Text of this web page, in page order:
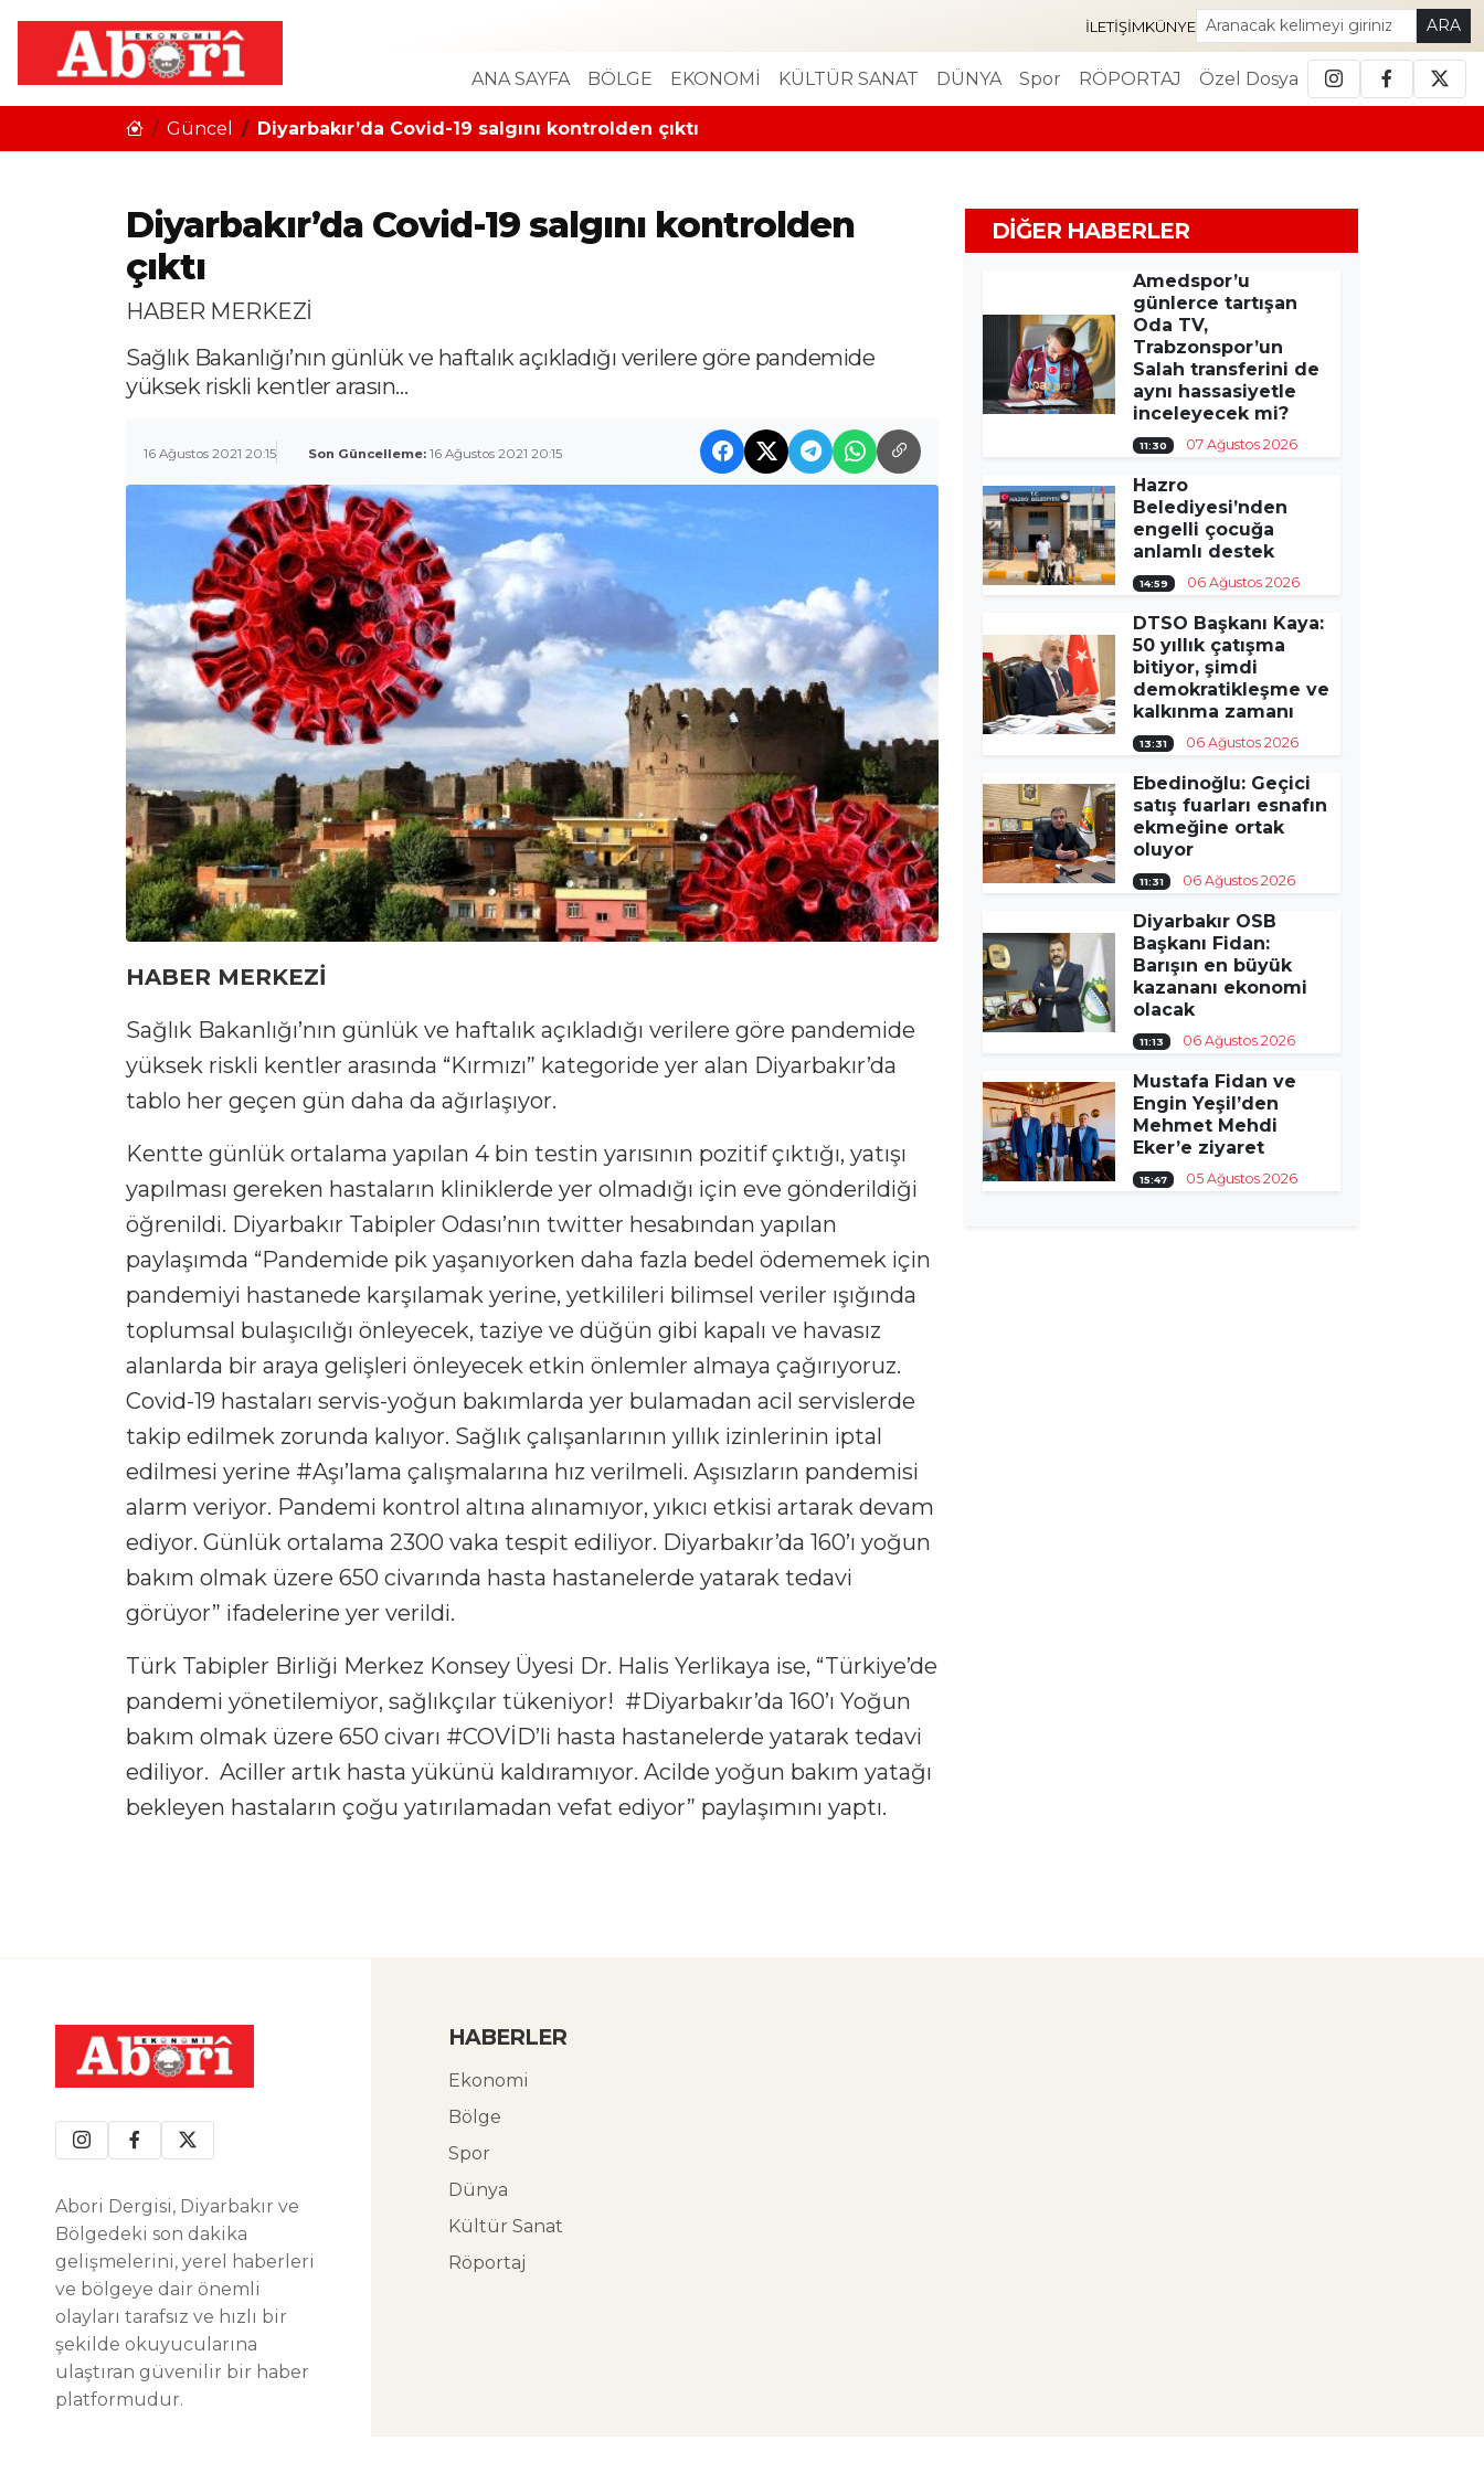
İLETIŞIMKÜNYE ARA
ANA SAYFA BÖLGE EKONOMİ KÜLTÜR SANAT DÜNYA Spor RÖPORTAJ Özel Dosya
Güncel Diyarbakır’da Covid-19 salgını kontrolden çıktı
Diyarbakır’da Covid-19 salgını kontrolden
çıktı
HABER MERKEZİ
Sağlık Bakanlığı’nın günlük ve haftalık açıkladığı verilere göre pandemide
yüksek riskli kentler arasın…
16 Ağustos 2021 20:15 Son Güncelleme: 16 Ağustos 2021 20:15
HABER MERKEZİ
Sağlık Bakanlığı’nın günlük ve haftalık açıkladığı verilere göre pandemide
yüksek riskli kentler arasında “Kırmızı” kategoride yer alan Diyarbakır’da
tablo her geçen gün daha da ağırlaşıyor.
Kentte günlük ortalama yapılan 4 bin testin yarısının pozitif çıktığı, yatışı
yapılması gereken hastaların kliniklerde yer olmadığı için eve gönderildiği
öğrenildi. Diyarbakır Tabipler Odası’nın twitter hesabından yapılan
paylaşımda “Pandemide pik yaşanıyorken daha fazla bedel ödememek için
pandemiyi hastanede karşılamak yerine, yetkilileri bilimsel veriler ışığında
toplumsal bulaşıcılığı önleyecek, taziye ve düğün gibi kapalı ve havasız
alanlarda bir araya gelişleri önleyecek etkin önlemler almaya çağırıyoruz.
Covid-19 hastaları servis-yoğun bakımlarda yer bulamadan acil servislerde
takip edilmek zorunda kalıyor. Sağlık çalışanlarının yıllık izinlerinin iptal
edilmesi yerine #Aşı’lama çalışmalarına hız verilmeli. Aşısızların pandemisi
alarm veriyor. Pandemi kontrol altına alınamıyor, yıkıcı etkisi artarak devam
ediyor. Günlük ortalama 2300 vaka tespit ediliyor. Diyarbakır’da 160’ı yoğun
bakım olmak üzere 650 civarında hasta hastanelerde yatarak tedavi
görüyor” ifadelerine yer verildi.
Türk Tabipler Birliği Merkez Konsey Üyesi Dr. Halis Yerlikaya ise, “Türkiye’de
pandemi yönetilemiyor, sağlıkçılar tükeniyor! #Diyarbakır’da 160’ı Yoğun
bakım olmak üzere 650 civarı #COVİD’li hasta hastanelerde yatarak tedavi
ediliyor. Aciller artık hasta yükünü kaldıramıyor. Acilde yoğun bakım yatağı
bekleyen hastaların çoğu yatırılamadan vefat ediyor” paylaşımını yaptı.
DIĞER HABERLER
Amedspor’u
günlerce tartışan
Oda TV,
Trabzonspor’un
Salah transferini de
aynı hassasiyetle
inceleyecek mi?
11:30 07 Ağustos 2026
Hazro
Belediyesi’nden
engelli çocuğa
anlamlı destek
14:59 06 Ağustos 2026
DTSO Başkanı Kaya:
50 yıllık çatışma
bitiyor, şimdi
demokratikleşme ve
kalkınma zamanı
13:31 06 Ağustos 2026
Ebedinoğlu: Geçici
satış fuarları esnafın
ekmeğine ortak
oluyor
11:31 06 Ağustos 2026
Diyarbakır OSB
Başkanı Fidan:
Barışın en büyük
kazananı ekonomi
olacak
11:13 06 Ağustos 2026
Mustafa Fidan ve
Engin Yeşil’den
Mehmet Mehdi
Eker’e ziyaret
15:47 05 Ağustos 2026
Abori Dergisi, Diyarbakır ve
Bölgedeki son dakika
gelişmelerini, yerel haberleri
ve bölgeye dair önemli
olayları tarafsız ve hızlı bir
şekilde okuyucularına
ulaştıran güvenilir bir haber
platformudur.
HABERLER
Ekonomi
Bölge
Spor
Dünya
Kültür Sanat
Röportaj